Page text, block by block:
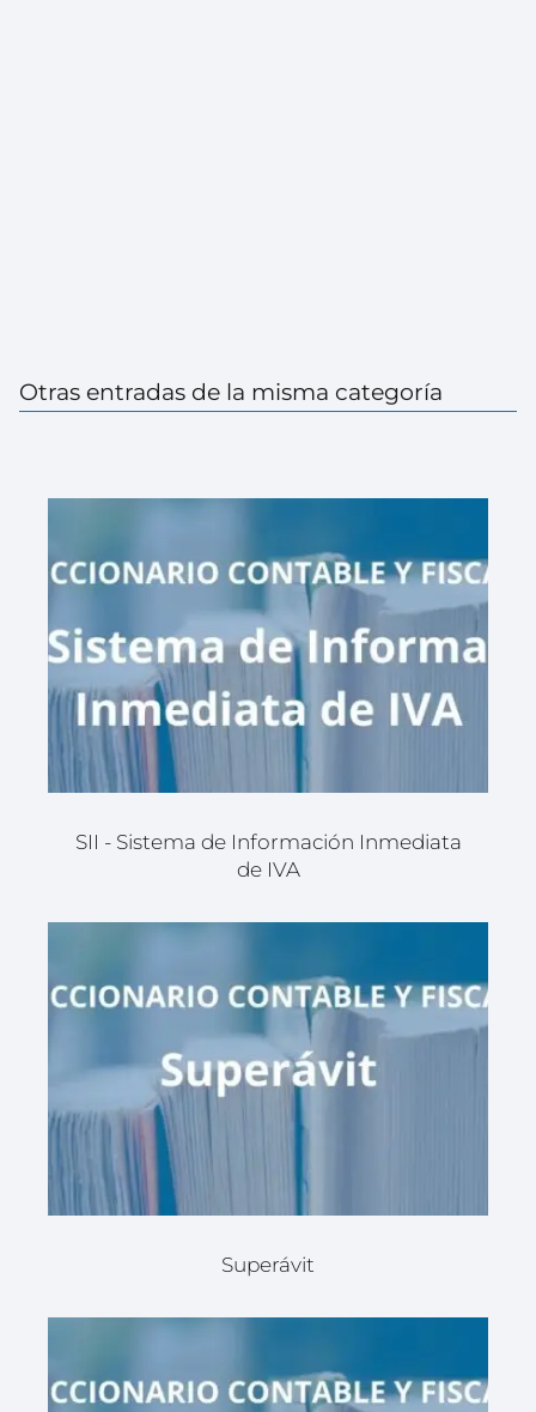
Otras entradas de la misma categoría
SII - Sistema de Información Inmediata
de IVA
Superávit